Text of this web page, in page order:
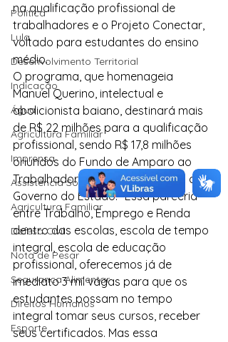
Política
Lula
Desenvolvimento Territorial
Indicação
Água
Agricultura Familiar
Imprensa
Assistência Social
Agricultura Familiar
Defesa Civil
Nota de Pesar
Segurança Alimentar
Direitos Humanos
Esporte
na qualificação profissional de
trabalhadores e o Projeto Conectar,
voltado para estudantes do ensino
médio.
O programa, que homenageia
Manuel Querino, intelectual e
abolicionista baiano, destinará mais
de R$ 22 milhões para a qualificação
profissional, sendo R$ 17,8 milhões
oriundos do Fundo de Amparo ao
Trabalhador (FAT) e R$ 5 milhões do
Governo do Estado. “Essa parceria
entre Trabalho, Emprego e Renda
dentro das escolas, escola de tempo
integral, escola de educação
profissional, oferecemos já de
imediato 3 mil vagas para que os
estudantes possam no tempo
integral tomar seus cursos, receber
seus certificados. Mas essa